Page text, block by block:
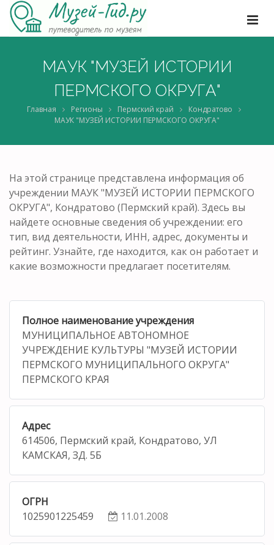
МАУК "МУЗЕЙ ИСТОРИИ
ПЕРМСКОГО ОКРУГА"
Главная Регионы Пермский край
Кондратово
МАУК "МУЗЕЙ ИСТОРИИ ПЕРМСКОГО ОКРУГА"
На этой странице представлена информация об
учреждении МАУК "МУЗЕЙ ИСТОРИИ ПЕРМСКОГО
ОКРУГА", Кондратово (Пермский край). Здесь вы
найдете основные сведения об учреждении: его
тип, вид деятельности, ИНН, адрес, документы и
рейтинг. Узнайте, где находится, как он работает и
какие возможности предлагает посетителям.
Полное наименование учреждения
МУНИЦИПАЛЬНОЕ АВТОНОМНОЕ
УЧРЕЖДЕНИЕ КУЛЬТУРЫ "МУЗЕЙ ИСТОРИИ
ПЕРМСКОГО МУНИЦИПАЛЬНОГО ОКРУГА"
ПЕРМСКОГО КРАЯ
Адрес
614506, Пермский край, Кондратово, УЛ
КАМСКАЯ, ЗД. 5Б
ОГРН
1025901225459
11.01.2008